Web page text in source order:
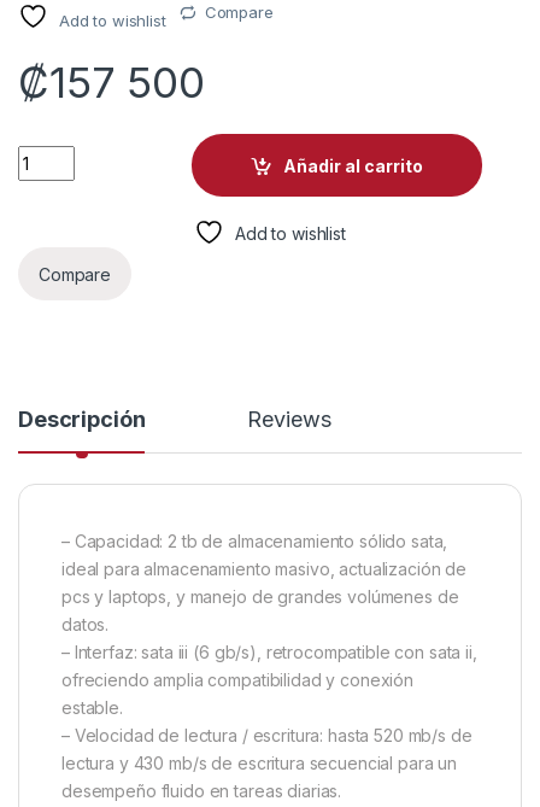
Add to wishlist Compare
₡157 500
HD INTERNO SOLIDO 2TB PATRIOT P210 2.5 PULG SATA III
Añadir al carrito
Add to wishlist
Compare
Descripción Reviews
– Capacidad: 2 tb de almacenamiento sólido sata,
ideal para almacenamiento masivo, actualización de
pcs y laptops, y manejo de grandes volúmenes de
datos.
– Interfaz: sata iii (6 gb/s), retrocompatible con sata ii,
ofreciendo amplia compatibilidad y conexión
estable.
– Velocidad de lectura / escritura: hasta 520 mb/s de
lectura y 430 mb/s de escritura secuencial para un
desempeño fluido en tareas diarias.